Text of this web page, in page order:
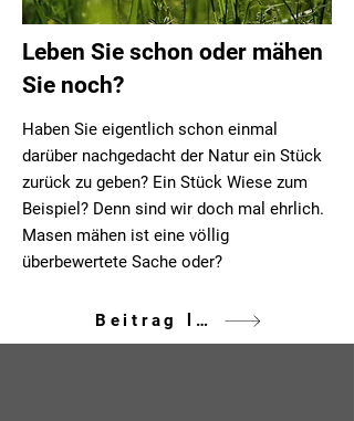
Leben Sie schon oder mähen
Sie noch?
Haben Sie eigentlich schon einmal
darüber nachgedacht der Natur ein Stück
zurück zu geben? Ein Stück Wiese zum
Beispiel? Denn sind wir doch mal ehrlich.
Masen mähen ist eine völlig
überbewertete Sache oder?
Beitrag lesen